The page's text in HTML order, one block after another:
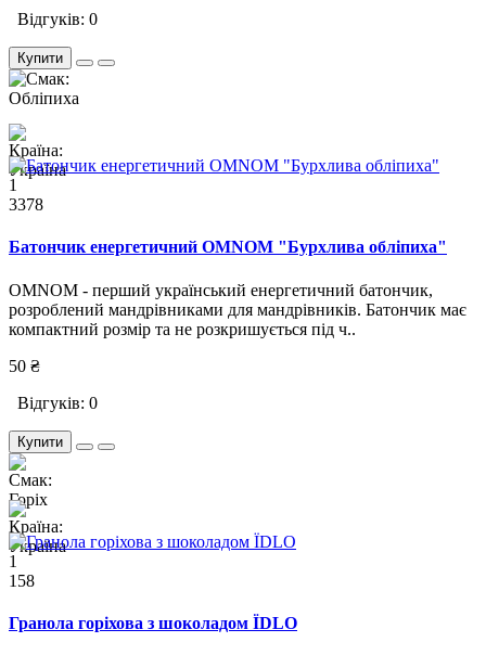
Відгуків: 0
Купити
1
3378
Батончик енергетичний OMNOM "Бурхлива обліпиха"
OMNOM - перший український енергетичний батончик,
розроблений мандрівниками для мандрівників. Батончик має
компактний розмір та не розкришується під ч..
50 ₴
Відгуків: 0
Купити
1
158
Гранола горіхова з шоколадом ЇDLO